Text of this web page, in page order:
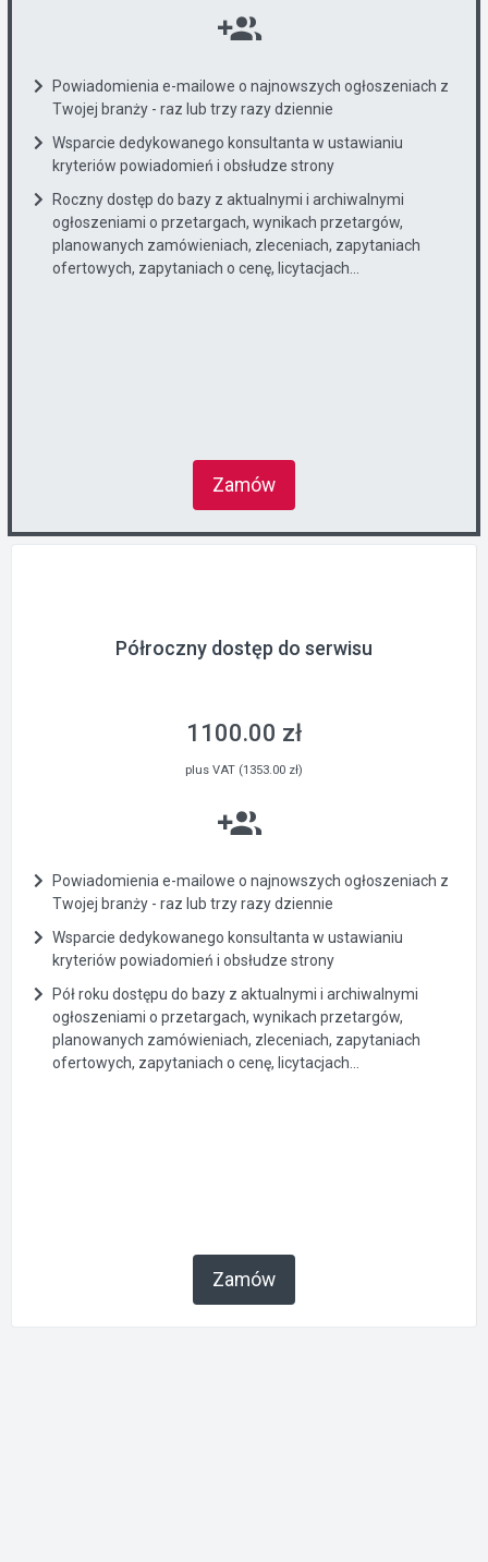
Powiadomienia e-mailowe o najnowszych ogłoszeniach z
Twojej branży - raz lub trzy razy dziennie
Wsparcie dedykowanego konsultanta w ustawianiu
kryteriów powiadomień i obsłudze strony
Roczny dostęp do bazy z aktualnymi i archiwalnymi
ogłoszeniami o przetargach, wynikach przetargów,
planowanych zamówieniach, zleceniach, zapytaniach
ofertowych, zapytaniach o cenę, licytacjach...
Zamów
Półroczny dostęp do serwisu
1100.00 zł
plus VAT (1353.00 zł)
Powiadomienia e-mailowe o najnowszych ogłoszeniach z
Twojej branży - raz lub trzy razy dziennie
Wsparcie dedykowanego konsultanta w ustawianiu
kryteriów powiadomień i obsłudze strony
Pół roku dostępu do bazy z aktualnymi i archiwalnymi
ogłoszeniami o przetargach, wynikach przetargów,
planowanych zamówieniach, zleceniach, zapytaniach
ofertowych, zapytaniach o cenę, licytacjach...
Zamów